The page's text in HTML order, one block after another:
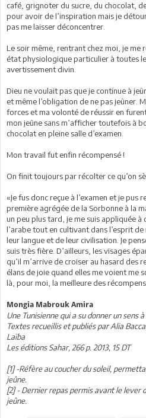
café, grignoter du sucre, du chocolat,
pour avoir de l’inspiration mais je
pas me laisser déconcentrer.
Le soir même, rentrant chez moi, je me
état physiologique particulier à toutes
avertissement divin.
Dieu ne voulait pas que je continue à
et même l’obligation de ne pas jeûner.
forces et ma volonté de réussir en
mon jeûne sans m’afficher toutefois à
chocolat en pleine salle d’examen.
Mon travail fut enfin récompensé !
On finit toujours par récolter ce qu’on
«Je fus donc reçue à l’examen et je
première agrégée de la Sorbonne à la
un peu plus tard, je me suis appliquée à
l’arabe tout en cultivant dans l’esprit de
leur langue et de leur civilisation. Je
suis très fière. D’ailleurs, les visages
qu’il m’arrive de croiser au hasard des
élans de joie quand elles me voient me
là, pour moi, la meilleure des
Mongia Mabrouk Amira
Une Tunisienne qui a su donner un sens
Textes recueillis et publiés par Alia
Laïba
Les éditions Sahar, 266 p. 2013, 15 DT
[1] -Réfère au coucher du soleil,
jeûne.
[2] - Dernier repas permis avant le lever
jeûne.